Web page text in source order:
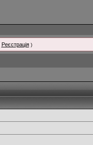
Реєстрація)